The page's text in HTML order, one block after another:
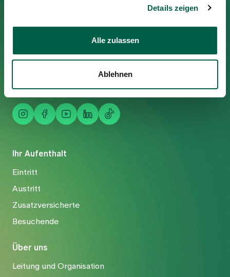
Details zeigen
Alle zulassen
Ablehnen
Ihr Aufenthalt
Eintritt
Austritt
Zusatzversicherte
Besuchende
Über uns
Leitung und Organisation
Tel
+41 44 397 21 11